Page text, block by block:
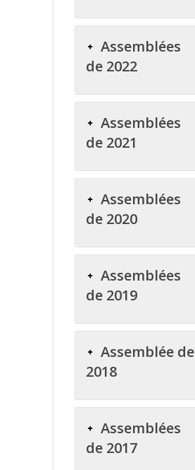
Assemblées
de 2022
Assemblées
de 2021
Assemblées
de 2020
Assemblées
de 2019
Assemblée de
2018
Assemblées
de 2017